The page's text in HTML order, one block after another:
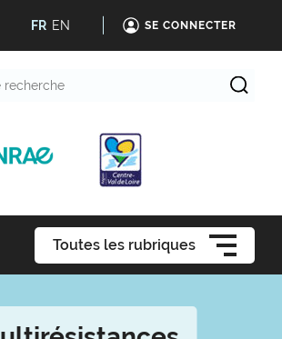
FR EN SE CONNECTER
Toutes les rubriques